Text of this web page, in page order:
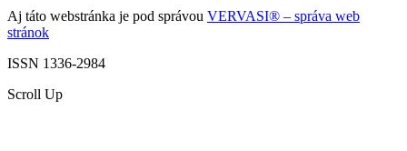
Aj táto webstránka je pod správou VERVASI® – správa web
stránok
ISSN 1336-2984
Scroll Up